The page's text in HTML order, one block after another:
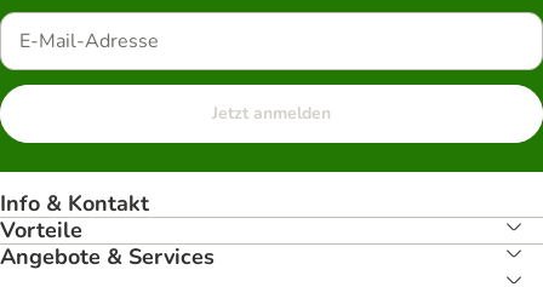
Jetzt anmelden
Info & Kontakt
Vorteile
Angebote & Services